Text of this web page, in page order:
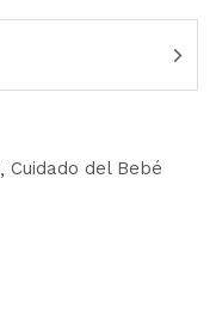
Cuidado del Bebé